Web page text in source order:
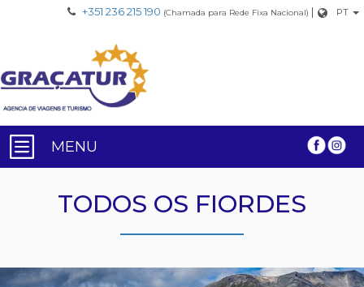
+351 236 215 190 (Chamada para Rede Fixa Nacional) | PT
MENU
TODOS OS FIORDES